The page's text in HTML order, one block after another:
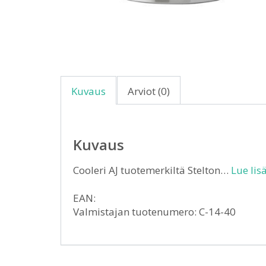
Kuvaus Arviot (0)
Kuvaus
Cooleri AJ tuotemerkiltä Stelton… Lue
EAN:
Valmistajan tuotenumero: C-14-40